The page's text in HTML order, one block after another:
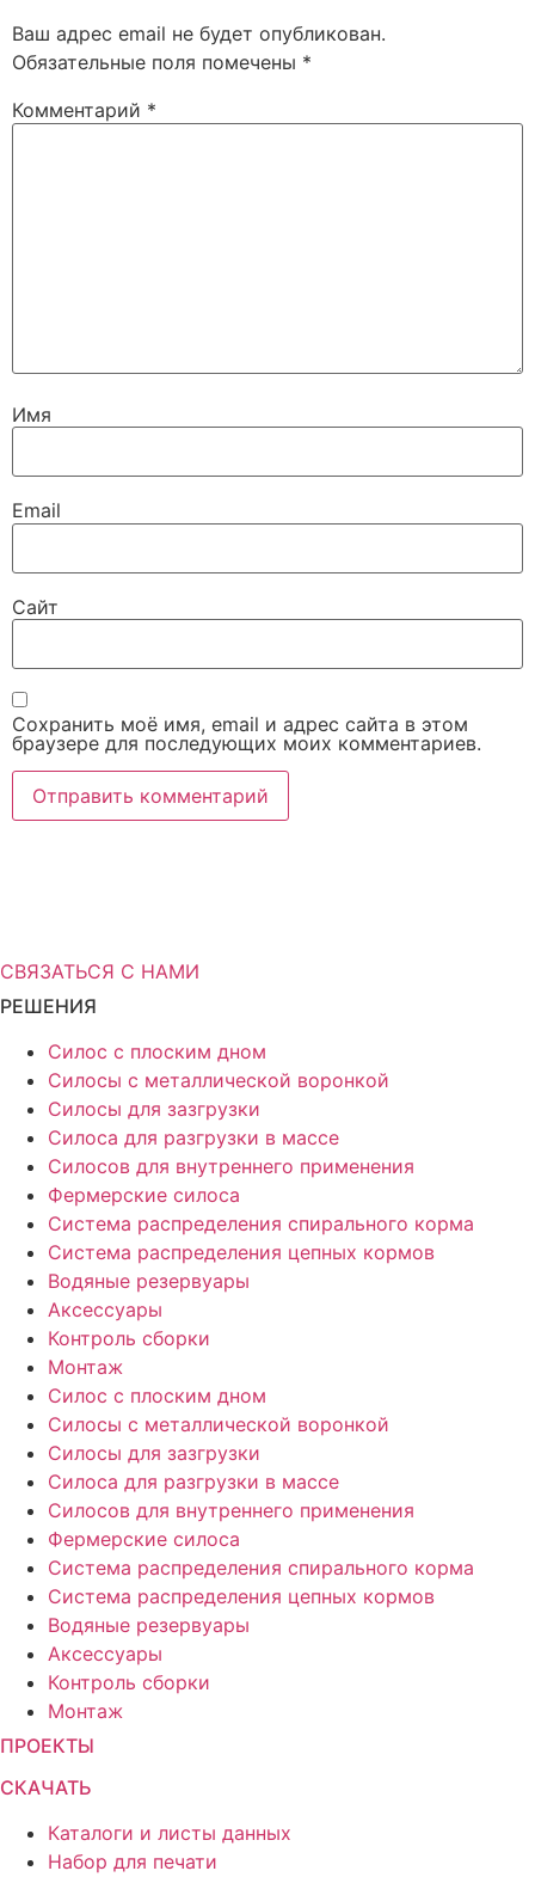
Ваш адрес email не будет опубликован.
Обязательные поля помечены *
Комментарий *
Имя
Email
Сайт
Сохранить моё имя, email и адрес сайта в этом
браузере для последующих моих комментариев.
СВЯЗАТЬСЯ С НАМИ
РЕШЕНИЯ
Силос с плоским дном
Силосы с металлической воронкой
Силосы для зазгрузки
Силоса для разгрузки в массе
Силосов для внутреннего применения
Фермерские силоса
Система распределения спирального корма
Система распределения цепных кормов
Водяные резервуары
Аксессуары
Контроль сборки
Монтаж
Силос с плоским дном
Силосы с металлической воронкой
Силосы для зазгрузки
Силоса для разгрузки в массе
Силосов для внутреннего применения
Фермерские силоса
Система распределения спирального корма
Система распределения цепных кормов
Водяные резервуары
Аксессуары
Контроль сборки
Монтаж
ПРОЕКТЫ
СКАЧАТЬ
Каталоги и листы данных
Набор для печати